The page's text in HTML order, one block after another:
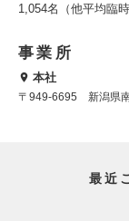
1,054名（他平均臨
事業所
本社
〒949-6695 新潟県
最近